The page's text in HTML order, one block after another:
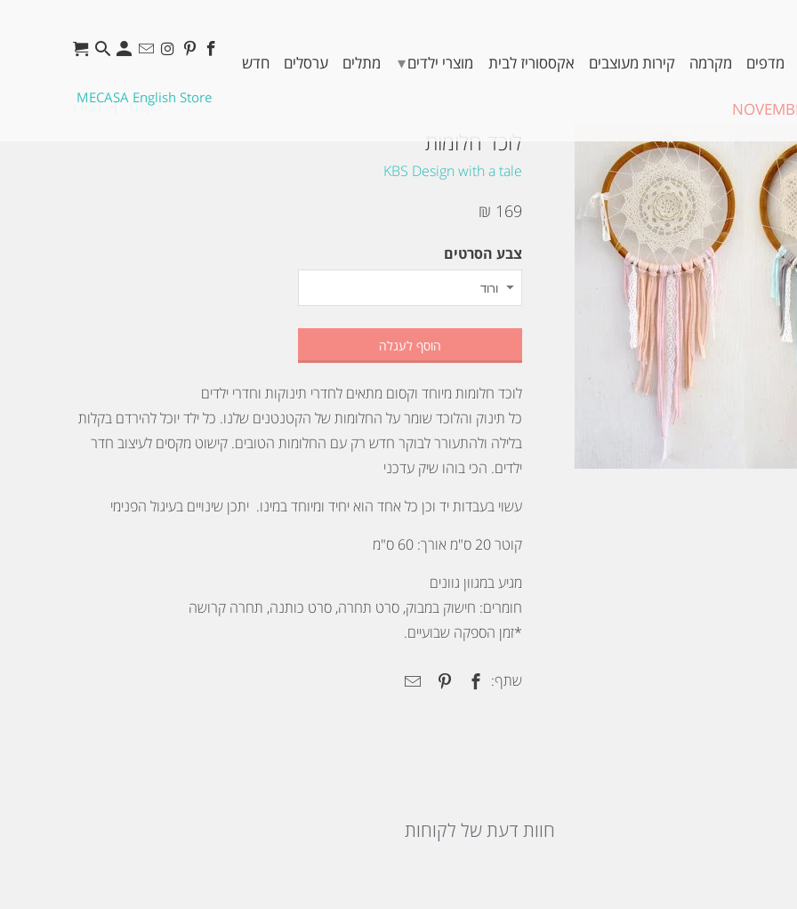
מדפים מקרמה קירות מעוצבים אקססוריז לבית מוצרי ילדים▾ מתלים ערסלים חדש
MECASA English Store
‹ קודם |הבא ›
לוכד חלומות
KBS Design with a tale
169 ₪
צבע הסרטים
הוסף לעגלה
לוכד חלומות מיוחד וקסום מתאים לחדרי תינוקות וחדרי ילדים
כל תינוק והלוכד שומר על החלומות של הקטנטנים שלנו. כל ילד יוכל להירדם בקלות
בלילה ולהתעורר לבוקר חדש רק עם החלומות הטובים. קישוט מקסים לעיצוב חדר
ילדים. הכי בוהו שיק עדכני
עשוי בעבדות יד וכן כל אחד הוא יחיד ומיוחד במינו. יתכן שינויים בעיגול הפנימי
קוטר 20 ס"מ אורך: 60 ס"מ
מגיע במגוון גוונים
חומרים: חישוק במבוק, סרט תחרה, סרט כותנה, תחרה קרושה
*זמן הספקה שבועיים.
שתף:
חוות דעת של לקוחות